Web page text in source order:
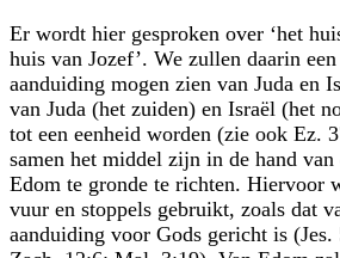
Er wordt hier gesproken over ‘het
huis van Jozef’. We zullen daarin
aanduiding mogen zien van Juda en
van Juda (het zuiden) en Israël (het
tot een eenheid worden (zie ook Ez.
samen het middel zijn in de hand
Edom te gronde te richten. Hiervoor
vuur en stoppels gebruikt, zoals dat
aanduiding voor Gods gericht is